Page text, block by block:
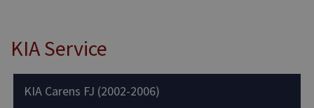
KIA Service
KIA Carens FJ (2002-2006)